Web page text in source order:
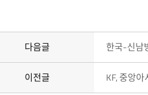
다음글 한국-신남
이전글 KF, 중앙